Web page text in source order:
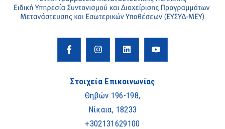
Στοιχεία Επικοινωνίας
Θηβών 196-198,
Νίκαια, 18233
+302131629100